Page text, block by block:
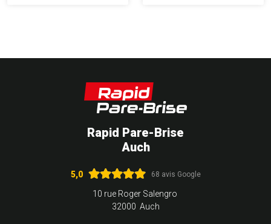
Rapid Pare-Brise
Auch
5,0 68 avis Google
10 rue Roger Salengro
32000 Auch